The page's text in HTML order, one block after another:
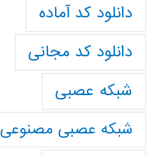
دانلود کد آماده
دانلود کد مجانی
شبکه عصبی
شبکه عصبی مصنوعی